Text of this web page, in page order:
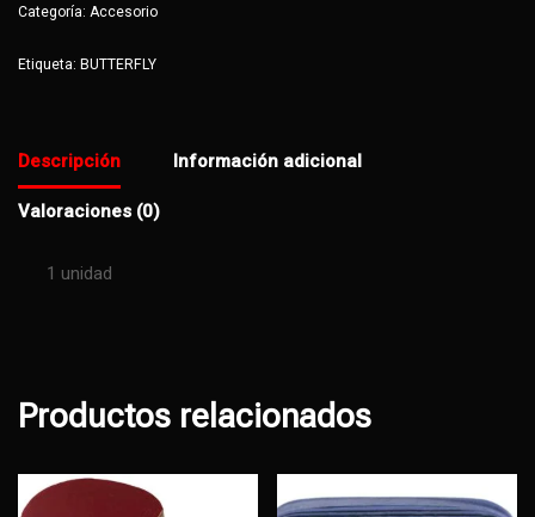
Categoría: Accesorio
Etiqueta: BUTTERFLY
Descripción Información adicional
Valoraciones (0)
1 unidad
Productos relacionados